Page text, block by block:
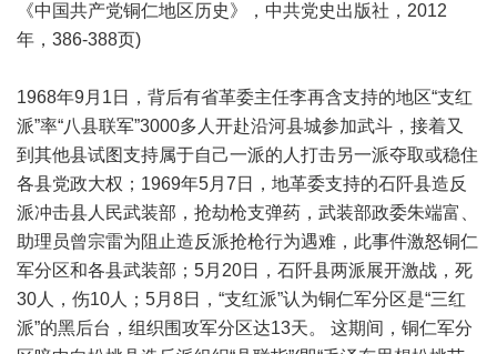
《中国共产党铜仁地区历史》，中共党史出版社，2012
年，386-388页)
1968年9月1日，背后有省革委主任李再含支持的地区“支红
派”率“八县联军”3000多人开赴沿河县城参加武斗，接着又
到其他县试图支持属于自己一派的人打击另一派夺取或稳住
各县党政大权；1969年5月7日，地革委支持的石阡县造反
派冲击县人民武装部，抢劫枪支弹药，武装部政委朱端富、
助理员曾宗雷为阻止造反派抢枪行为遇难，此事件激怒铜仁
军分区和各县武装部；5月20日，石阡县两派展开激战，死
30人，伤10人；5月8日，“支红派”认为铜仁军分区是“三红
派”的黑后台，组织围攻军分区达13天。 这期间，铜仁军分